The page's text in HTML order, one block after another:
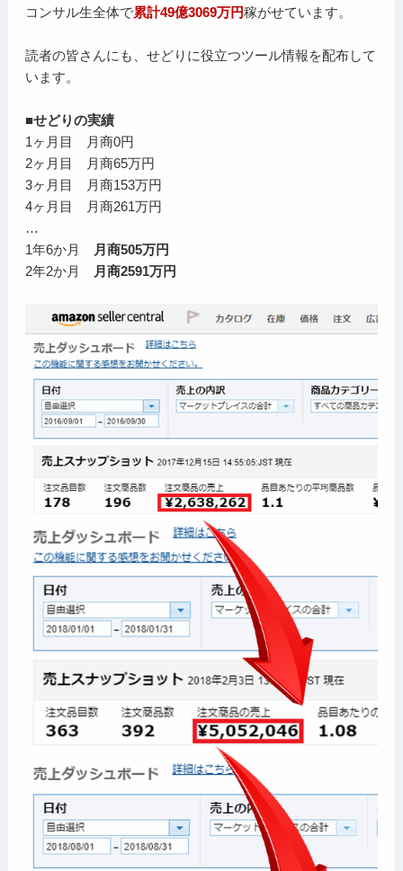
コンサル生全体で累計49億3069万円稼がせています。
読者の皆さんにも、せどりに役立つツール情報を配布して
います。
■せどりの実績
1ヶ月目 月商0円
2ヶ月目 月商65万円
3ヶ月目 月商153万円
4ヶ月目 月商261万円
…
1年6か月
月商505万円
2年2か月
月商2591万円